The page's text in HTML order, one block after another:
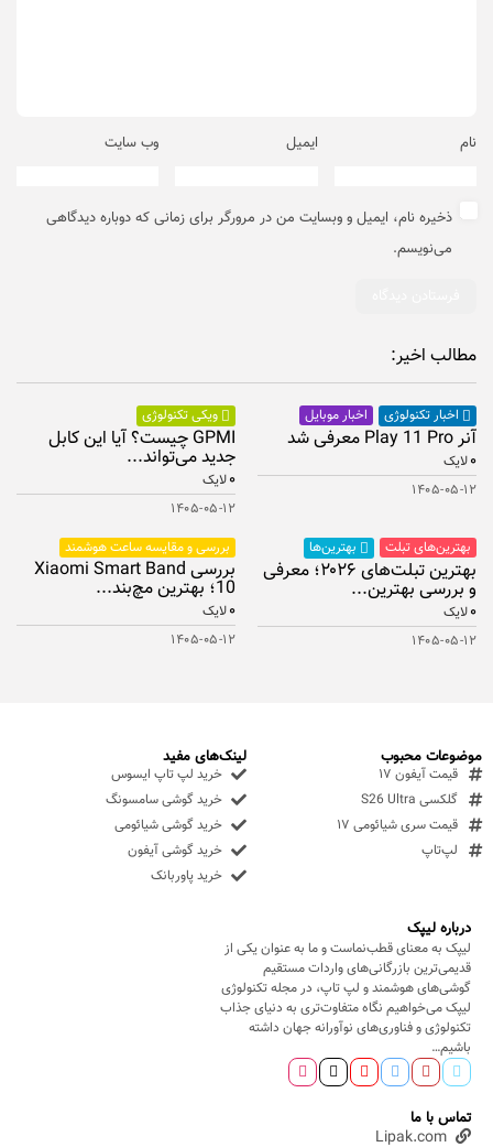
نام ایمیل وب‌ سایت
ذخیره نام، ایمیل و وبسایت من در مرورگر برای زمانی که دوباره دیدگاهی
می‌نویسم.
مطالب اخیر:
اخبار تکنولوژی اخبار موبایل
آنر Play 11 Pro معرفی شد
۰لایک
۱۴۰۵-۰۵-۱۲
ویکی تکنولوژی
GPMI چیست؟ آیا این کابل
جدید می‌تواند...
۰لایک
۱۴۰۵-۰۵-۱۲
بهترین‌های تبلت
بهترین‌ها
بهترین تبلت‌های ۲۰۲۶؛ معرفی
و بررسی بهترین...
۰لایک
۱۴۰۵-۰۵-۱۲
بررسی و مقایسه ساعت هوشمند
بررسی Xiaomi Smart Band
10؛ بهترین مچ‌بند...
۰لایک
۱۴۰۵-۰۵-۱۲
درباره لیپک
لیپک به معنای قطب‌نماست و ما به عنوان یکی از
قدیمی‌ترین بازرگانی‌های واردات مستقیم
گوشی‌های هوشمند و لپ تاپ، در مجله تکنولوژی
لیپک می‌خواهیم نگاه متفاوت‌تری به دنیای جذاب
تکنولوژی و فناوری‌های نوآورانه جهان داشته
باشیم…
تماس با ما
Lipak.com
موضوعات محبوب
قیمت آیفون ۱۷
گلکسی S26 Ultra
قیمت سری شیائومی ۱۷
لپ‌تاپ
لینک‌های مفید
خرید لپ تاپ ایسوس
خرید گوشی سامسونگ
خرید گوشی شیائومی
خرید گوشی آیفون
خرید پاوربانک